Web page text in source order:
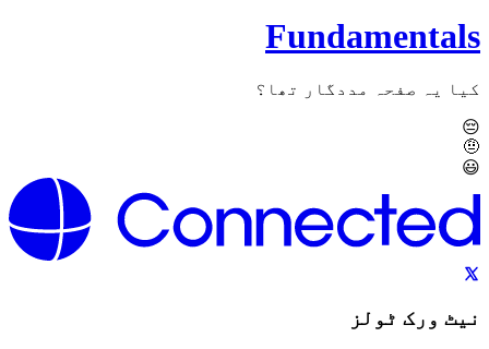
Fundamentals
کیا یہ صفحہ مددگار تھا؟
😔
🤨
😃
نیٹ ورک ٹولز